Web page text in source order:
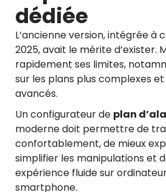
dédiée
L’ancienne version, intégrée à
2025, avait le mérite d’exister.
rapidement ses limites,
sur les plans plus complexes et
avancés.
Un configurateur de plan
moderne doit permettre de
confortablement, de mieux
simplifier les manipulations et
expérience fluide sur
smartphone.